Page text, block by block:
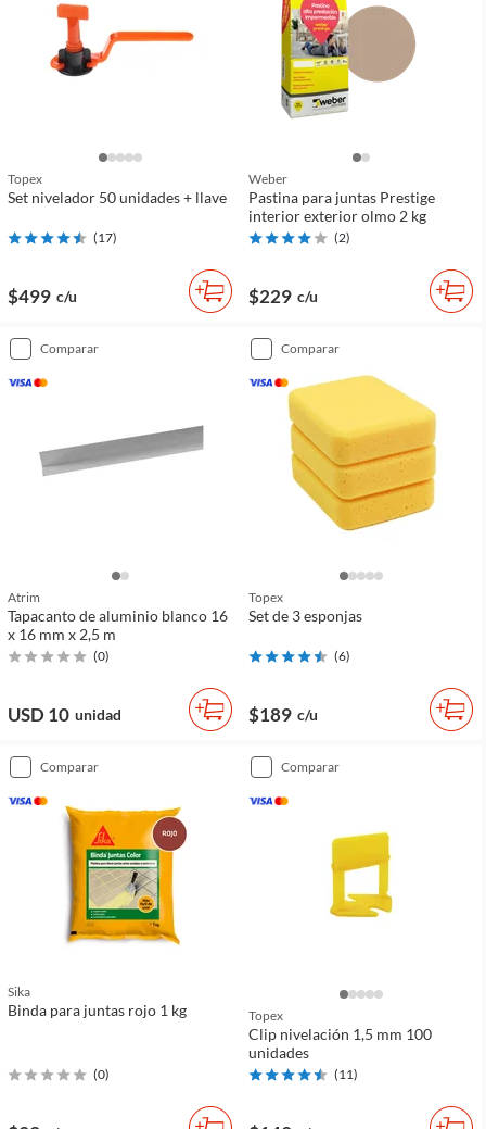
Topex
Set nivelador 50 unidades + llave
(17)
$499 c/u
Weber
Pastina para juntas Prestige
interior exterior olmo 2 kg
(2)
$229 c/u
comparar
Atrim
Tapacanto de aluminio blanco 16
x 16 mm x 2,5 m
(0)
USD 10 unidad
comparar
Topex
Set de 3 esponjas
(6)
$189 c/u
comparar
Sika
Binda para juntas rojo 1 kg
(0)
comparar
Topex
Clip nivelación 1,5 mm 100
unidades
(11)